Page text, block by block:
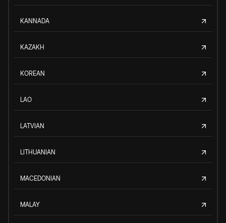
KANNADA
KAZAKH
KOREAN
LAO
LATVIAN
LITHUANIAN
MACEDONIAN
MALAY